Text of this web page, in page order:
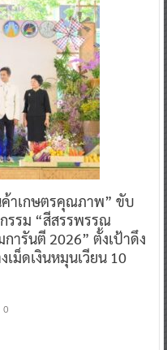
าเกษตรคุณภาพ” ขับ
รรม “สีสรรพรรณ
ารันตี 2026” ตั้งเป้าดึง
เม็ดเงินหมุนเวียน 10
0